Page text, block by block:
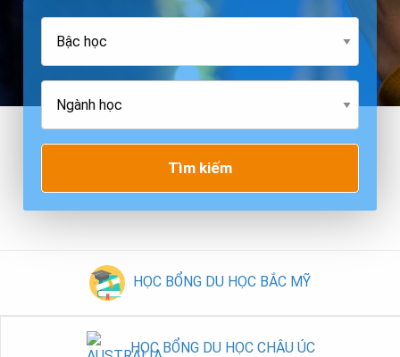
Tìm kiếm
HỌC BỔNG DU HỌC BẮC MỸ
HỌC BỔNG DU HỌC CHÂU ÚC